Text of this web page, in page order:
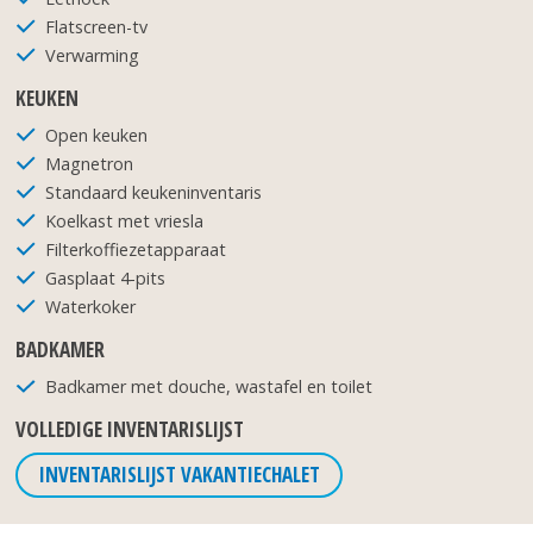
Flatscreen-tv
Verwarming
KEUKEN
Open keuken
Magnetron
Standaard keukeninventaris
Koelkast met vriesla
Filterkoffiezetapparaat
Gasplaat 4-pits
Waterkoker
BADKAMER
Badkamer met douche, wastafel en toilet
VOLLEDIGE INVENTARISLIJST
INVENTARISLIJST VAKANTIECHALET